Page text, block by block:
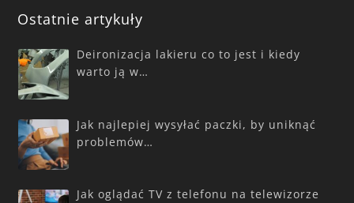
Ostatnie artykuły
Deironizacja lakieru co to jest i kiedy
warto ją w…
Jak najlepiej wysyłać paczki, by uniknąć
problemów…
Jak oglądać TV z telefonu na telewizorze